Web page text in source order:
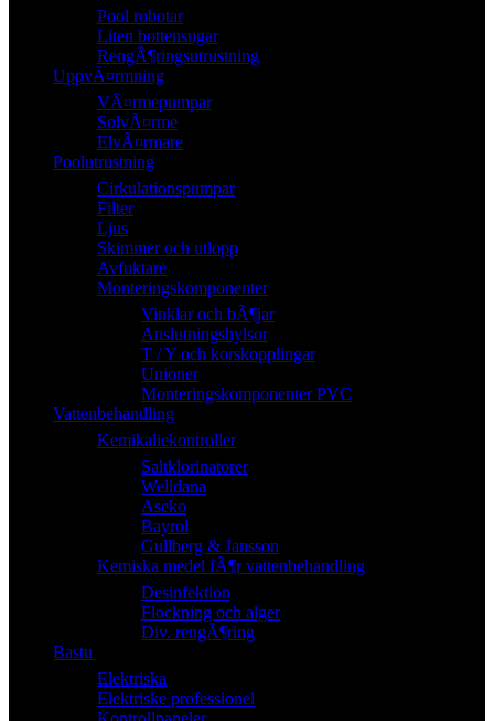
Pool robotar
Liten bottensugar
RengÃ¶ringsutrustning
UppvÃ¤rmning
VÃ¤rmepumpar
SolvÃ¤rme
ElvÃ¤rmare
Poolutrustning
Cirkulationspumpar
Filter
Ljus
Skimmer och utlopp
Avfuktare
Monteringskomponenter
Vinklar och bÃ¶jar
Anslutningshylsor
T / Y och korskopplingar
Unioner
Monteringskomponenter PVC
Vattenbehandling
Kemikaliekontroller
Saltklorinatorer
Welldana
Aseko
Bayrol
Gullberg & Jansson
Kemiska medel fÃ¶r vattenbehandling
Desinfektion
Flockning och alger
Div. rengÃ¶ring
Bastu
Elektriska
Elektriske professionel